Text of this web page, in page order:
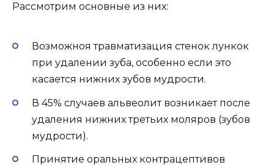
Рассмотрим основные из них:
Возможноя травматизация стенок лункок
при удалении зуба, особенно если это
касается нижних зубов мудрости.
В 45% случаев альвеолит возникает после
удаления нижних третьих моляров (зубов
мудрости).
Принятие оральных контрацептивов